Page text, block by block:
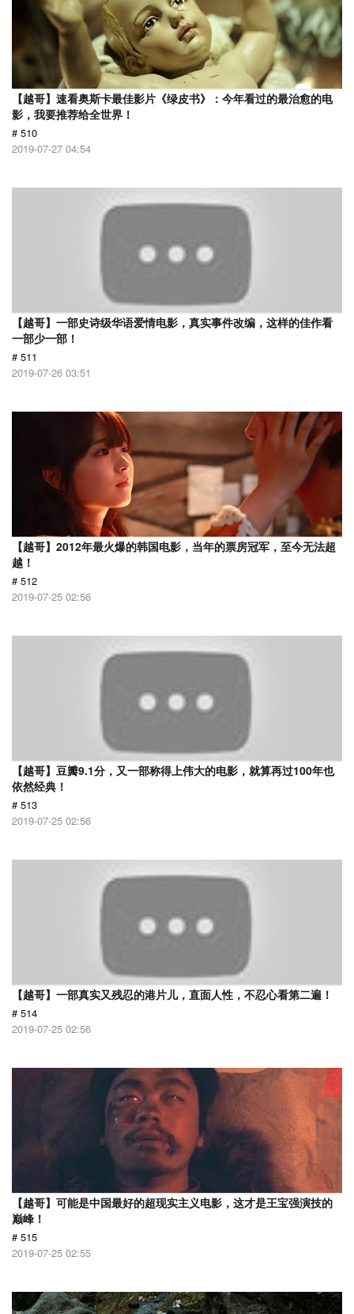
【越哥】速看奥斯卡最佳影片《绿皮书》：今年看过的最治愈的电
影，我要推荐给全世界！
# 510
2019-07-27 04:54
【越哥】一部史诗级华语爱情电影，真实事件改编，这样的佳作看
一部少一部！
# 511
2019-07-26 03:51
【越哥】2012年最火爆的韩国电影，当年的票房冠军，至今无法超
越！
# 512
2019-07-25 02:56
【越哥】豆瓣9.1分，又一部称得上伟大的电影，就算再过100年也
依然经典！
# 513
2019-07-25 02:56
【越哥】一部真实又残忍的港片儿，直面人性，不忍心看第二遍！
# 514
2019-07-25 02:56
【越哥】可能是中国最好的超现实主义电影，这才是王宝强演技的
巅峰！
# 515
2019-07-25 02:55